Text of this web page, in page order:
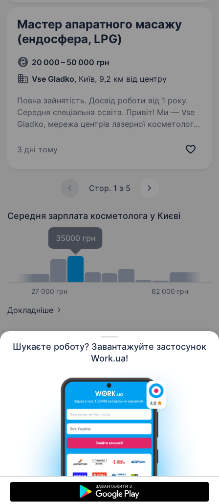
Шукаєте роботу? Завантажуйте застосунок
Work.ua!
Мастер апаратного масажу
(ендосфера, LPG)
20 000 – 50 000 грн
Vse Gladko, Київ, 9,2 км від центру
Повна зайнятість. Досвід роботи від 1 року.
Середня спеціальна освіта. Привіт! Ми — Vse
Gladko, мережа центрів лазерної косметології,
впевненість своїм клієнтам. Якщо ти прагнеш
3 дні тому
Стор. 1 з 5
Середня зарплата косметолога у Києві
27 000 грн
35000 грн
62 000 грн
Докладніше
Контакти Про нас
Кар’єра
Допомога Умови використання